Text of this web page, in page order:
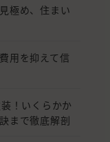
極め、住まい
用を抑えて信
！いくらかか
まで徹底解剖